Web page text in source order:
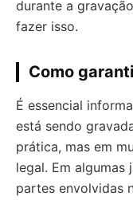
durante a
fazer isso.
Como
É essencial
está sendo
prática, mas em
legal. Em algumas
partes envolvidas